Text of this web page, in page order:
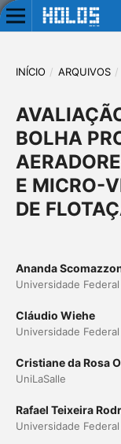
INÍCIO / ARQUIVOS /
BOLHA
E MICRO-
DE
Ananda
Universidade
Cláudio Wiehe
Universidade
Cristiane da Rosa
UniLaSalle
Rafael Teixeira
Universidade